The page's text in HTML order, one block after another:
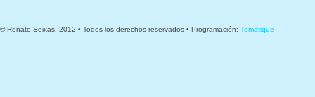
© Renato Seixas, 2012 • Todos los derechos reservados • Programación: Tomatique